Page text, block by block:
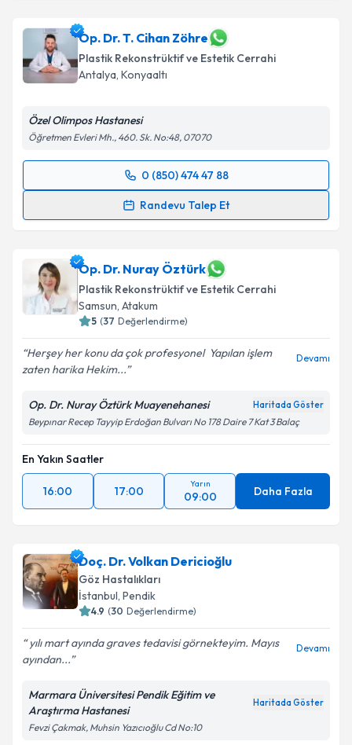
Op. Dr. T. Cihan Zöhre
Plastik Rekonstrüktif ve Estetik Cerrahi
Antalya, Konyaaltı
Özel Olimpos Hastanesi
Öğretmen Evleri Mh., 460. Sk. No:48, 07070
0 (850) 474 47 88
Randevu Talep Et
Randevu Takvimi Talebi
takvim hazırlandığında e-posta ile bilgilendireceğiz.
E-posta Adresiniz
Kişisel verilerimin işlenmesine ilişkin
kapsamda işlenmesini kabul ediyorum.
Op. Dr. Nuray Öztürk
Plastik Rekonstrüktif ve Estetik Cerrahi
Samsun, Atakum
5 (37 Değerlendirme)
Herşey her konu da çok profesyonel ️ Yapılan işlem
zaten harika Hekim...
Devamı
Op. Dr. Nuray Öztürk Muayenehanesi Haritada Göster
Beypınar Recep Tayyip Erdoğan Bulvarı No 178 Daire 7 Kat 3 Balaç
En Yakın Saatler
16:00 17:00
Yarın
09:00 Daha Fazla
Doç. Dr. Volkan Dericioğlu
Göz Hastalıkları
İstanbul, Pendik
4.9 (30 Değerlendirme)
yılı mart ayında graves tedavisi görnekteyim. Mayıs
ayından...
Devamı
Marmara Üniversitesi Pendik Eğitim ve
Araştırma Hastanesi
Haritada Göster
Fevzi Çakmak, Muhsin Yazıcıoğlu Cd No:10